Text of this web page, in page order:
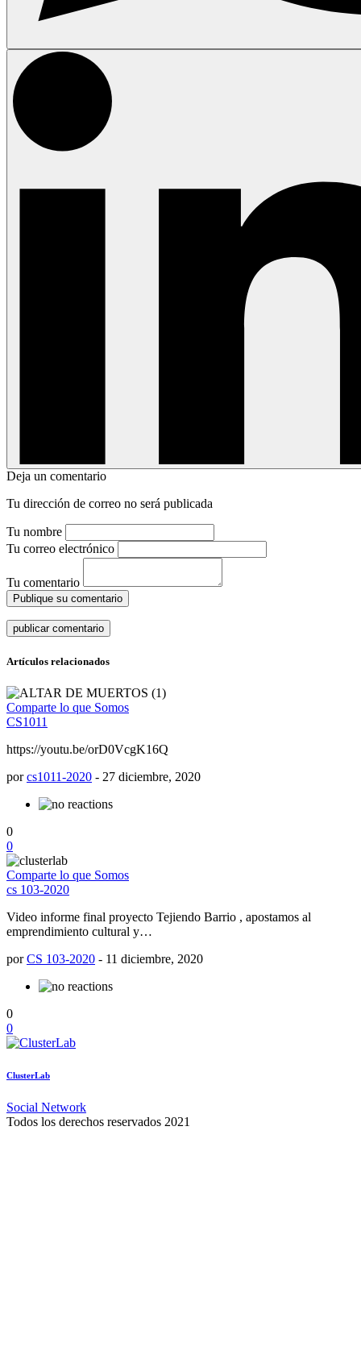
Deja un comentario
Tu dirección de correo no será publicada
Tu nombre
Tu correo electrónico
Tu comentario
Publique su comentario
Artículos relacionados
Comparte lo que Somos
CS1011
https://youtu.be/orD0VcgK16Q
porcs1011-2020 - 27 diciembre, 2020
0
0
Comparte lo que Somos
cs 103-2020
Video informe final proyecto Tejiendo Barrio , apostamos al
emprendimiento cultural y…
porCS 103-2020 - 11 diciembre, 2020
0
0
ClusterLab
Social Network
Todos los derechos reservados 2021